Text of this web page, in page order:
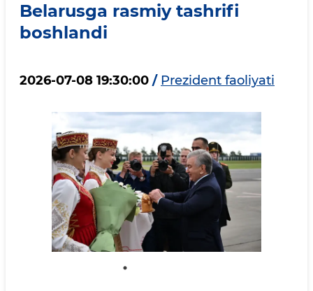
Belarusga rasmiy tashrifi
boshlandi
2026-07-08 19:30:00 / Prezident faoliyati